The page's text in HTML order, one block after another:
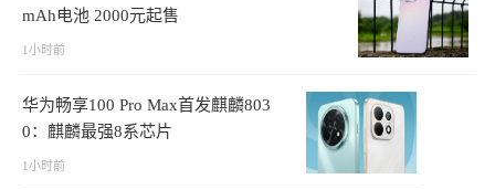
mAh电池 2000元起售
1小时前
华为畅享100 Pro Max首发麒麟803
0：麒麟最强8系芯片
1小时前